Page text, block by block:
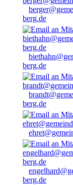
berg.de
berg.de
berg.de
berg.de